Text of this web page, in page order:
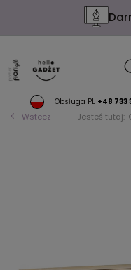
Obsługa PL +48 733
Wstecz Jesteś tutaj: